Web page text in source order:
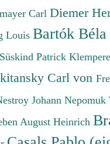
Carl Diemer
Louis Bartók Béla
Süskind Patrick
Carl von
Johann Nepomuk
August Heinrich